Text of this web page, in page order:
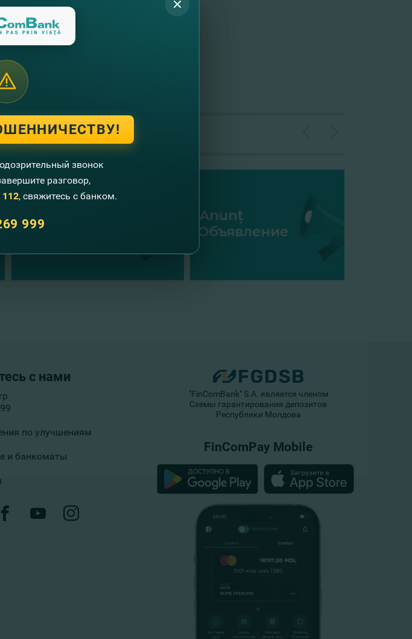
неудобства, и благодарим за понимание.
с нами
по улучшениям
и банкоматы
"FinComBank" S.A. является членом
Схемы гарантирования депозитов
Республики Молдова
FinComPay Mobile
звонок
разговор,
112, свяжитесь с банком.
999